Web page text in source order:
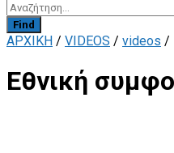
Find
ΑΡΧΙΚΗ / VIDEOS / videos /
Εθνική